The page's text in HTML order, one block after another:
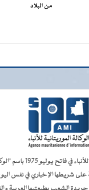
من البلاد
أنشئت الوكالة الموريتانية
شريطها الإخباري في نفس